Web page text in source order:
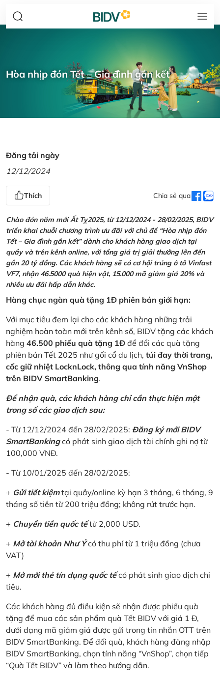
Hòa nhịp đón Tết – Gia đình gắn kết
Đăng tải ngày
12/12/2024
Thích Chia sẻ qua
Chào đón năm mới Ất Tỵ2025, từ 12/12/2024 - 28/02/2025, BIDV
triển khai chuỗi chương trình ưu đãi với chủ đề “Hòa nhịp đón
Tết – Gia đình gắn kết” dành cho khách hàng giao dịch tại
quầy và trên kênh online, với tổng giá trị giải thưởng lên đến
gần 20 tỷ đồng. Các khách hàng sẽ có cơ hội trúng ô tô Vinfast
VF7, nhận 46.5000 quà hiện vật, 15.000 mã giảm giá 20% và
nhiều ưu đãi hấp dẫn khác.
Hàng chục ngàn quà tặng 1Đ phiên bản giới hạn:
Với mục tiêu đem lại cho các khách hàng những trải
nghiệm hoàn toàn mới trên kênh số, BIDV tặng các khách
hàng 46.500 phiếu quà tặng 1Đ để đổi các quà tặng
phiên bản Tết 2025 như gối cổ du lịch, túi đay thời trang,
cốc giữ nhiệt LocknLock, thông qua tính năng VnShop
trên BIDV SmartBanking.
Để nhận quà, các khách hàng chỉ cần thực hiện một
trong số các giao dịch sau:
- Từ 12/12/2024 đến 28/02/2025: Đăng ký mới BIDV
SmartBankingcó phát sinh giao dịch tài chính ghi nợ từ
100,000 VNĐ.
- Từ 10/01/2025 đến 28/02/2025:
+ Gửi tiết kiệmtại quầy/online kỳ hạn 3 tháng, 6 tháng, 9
tháng số tiền từ 200 triệu đồng; không rút trước hạn.
+ Chuyển tiền quốc tếtừ 2,000 USD.
+ Mở tài khoản Như Ýcó thu phí từ 1 triệu đồng (chưa
VAT)
+ Mở mới thẻ tín dụng quốc tếcó phát sinh giao dịch chi
tiêu.
Các khách hàng đủ điều kiện sẽ nhận được phiếu quà
tặng để mua các sản phẩm quà Tết BIDV với giá 1 Đ,
dưới dạng mã giảm giá được gửi trong tin nhắn OTT trên
BIDV SmartBanking. Để đối quà, khách hàng đăng nhập
BIDV SmartBanking, chọn tính năng “VnShop”, chọn tiếp
“Quà Tết BIDV” và làm theo hướng dẫn.